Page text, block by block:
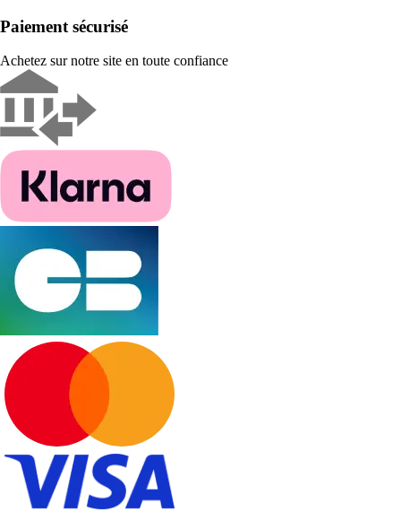
Paiement sécurisé
Achetez sur notre site en toute confiance